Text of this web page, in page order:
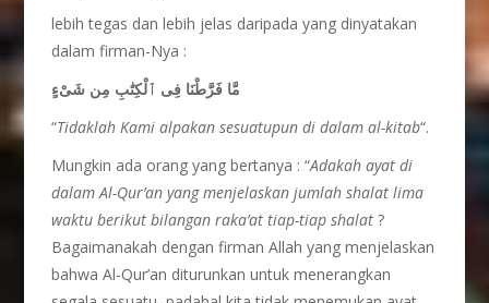
lebih tegas dan lebih jelas daripada yang dinyatakan
dalam firman-Nya :
مَّا فَرَّطْنَا فِى ٱلْكِتَٰبِ مِن شَىْءٍ
“Tidaklah Kami alpakan sesuatupun di dalam al-kitab“.
Mungkin ada orang yang bertanya : “Adakah ayat di
dalam Al-Qur’an yang menjelaskan jumlah shalat lima
waktu berikut bilangan raka’at tiap-tiap shalat ?
Bagaimanakah dengan firman Allah yang menjelaskan
bahwa Al-Qur’an diturunkan untuk menerangkan